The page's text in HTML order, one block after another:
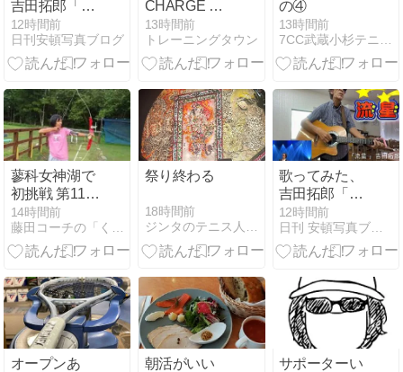
吉田拓郎「流
星」、弾き語
りです
12時間前
日刊安頓写真ブログ
CHARGE 軽
量コンディシ
ョニング機器
の魅力
13時間前
トレーニングタウン
の④
13時間前
7CC武蔵小杉テニススクールSTAFFブログ
蓼科女神湖で
初挑戦 第1104
回
14時間前
藤田コーチの「くう・ねる・テニス」NEW
祭り終わる
18時間前
ジンタのテニス人生！
歌ってみた、
吉田拓郎「流
星」、弾き語
りです
12時間前
日刊 安頓写真ブログ
オープンあ
朝活がいい
サポーターい